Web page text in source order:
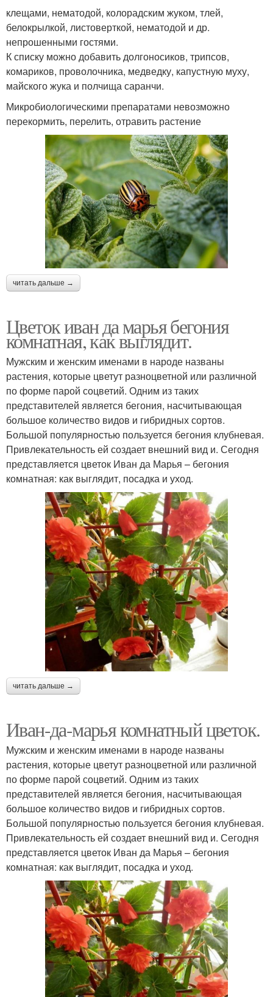
клещами, нематодой, колорадским жуком, тлей,
белокрылкой, листоверткой, нематодой и др.
непрошенными гостями.
К списку можно добавить долгоносиков, трипсов,
комариков, проволочника, медведку, капустную муху,
майского жука и полчища саранчи.
Микробиологическими препаратами невозможно
перекормить, перелить, отравить растение
читать дальше →
Цветок иван да марья бегония
комнатная, как выглядит.
Мужским и женским именами в народе названы
растения, которые цветут разноцветной или различной
по форме парой соцветий. Одним из таких
представителей является бегония, насчитывающая
большое количество видов и гибридных сортов.
Большой популярностью пользуется бегония клубневая.
Привлекательность ей создает внешний вид и. Сегодня
представляется цветок Иван да Марья – бегония
комнатная: как выглядит, посадка и уход.
читать дальше →
Иван-да-марья комнатный цветок.
Мужским и женским именами в народе названы
растения, которые цветут разноцветной или различной
по форме парой соцветий. Одним из таких
представителей является бегония, насчитывающая
большое количество видов и гибридных сортов.
Большой популярностью пользуется бегония клубневая.
Привлекательность ей создает внешний вид и. Сегодня
представляется цветок Иван да Марья – бегония
комнатная: как выглядит, посадка и уход.